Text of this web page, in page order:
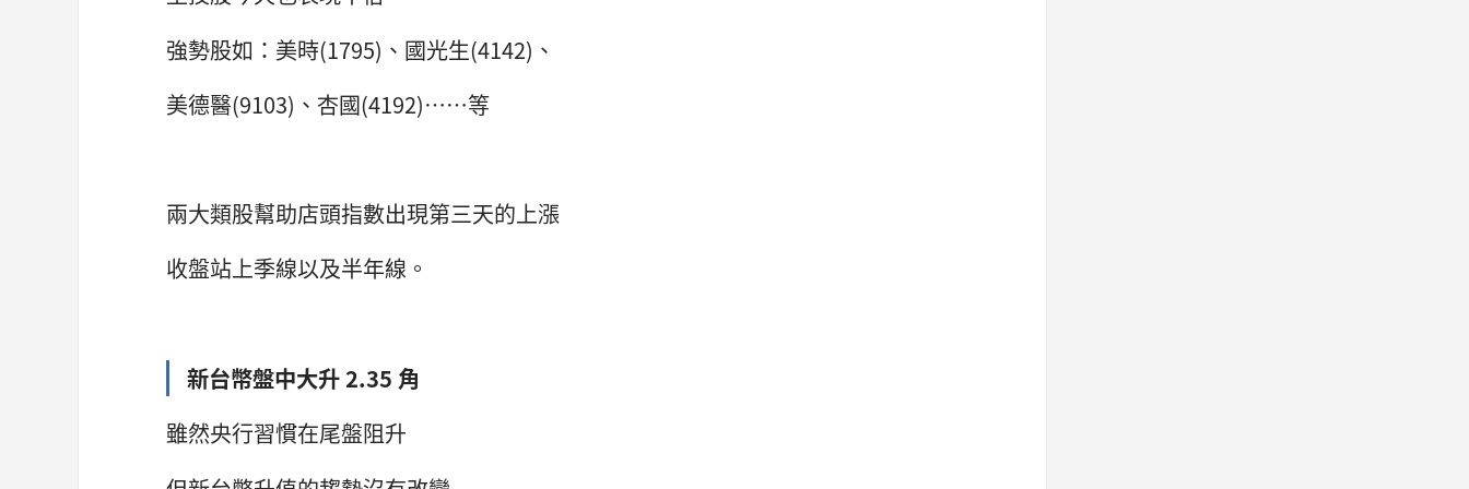
強勢股如：美時(1795)、國光生(4142)、
美德醫(9103)、杏國(4192)……等
兩大類股幫助店頭指數出現第三天的上漲
收盤站上季線以及半年線。
新台幣盤中大升 2.35 角
雖然央行習慣在尾盤阻升